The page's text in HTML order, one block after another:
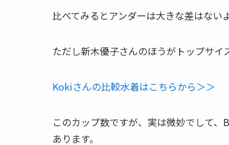
比べてみるとアンダーは大きな差はない
ただし新木優子さんのほうがトップサイ
Kokiさんの比較水着はこちらから＞＞
このカップ数ですが、実は微妙でして、
あります。